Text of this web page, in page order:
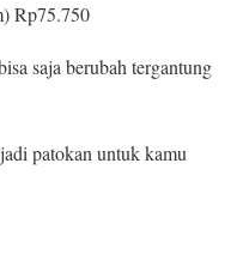
Rp75.750
saja berubah tergantung
patokan untuk kamu